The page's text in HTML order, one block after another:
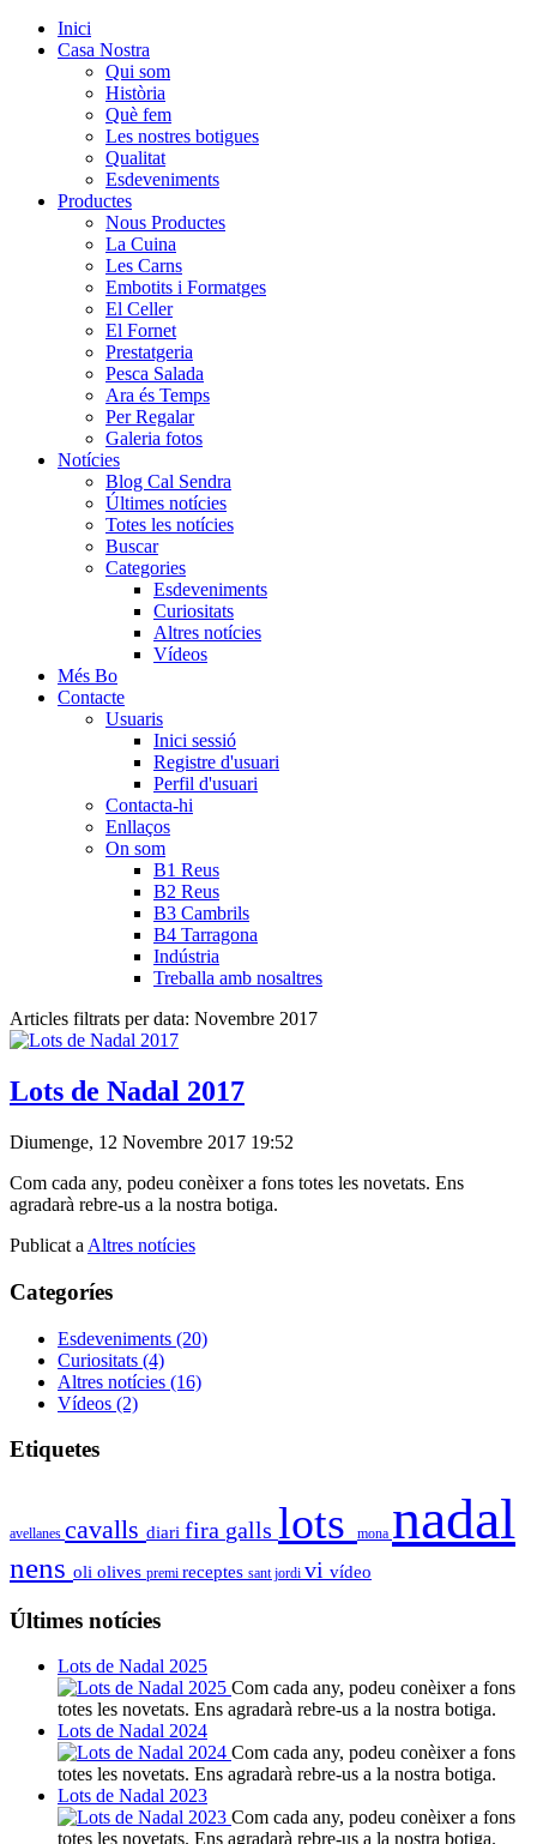
Inici
Casa Nostra
Qui som
Història
Què fem
Les nostres botigues
Qualitat
Esdeveniments
Productes
Nous Productes
La Cuina
Les Carns
Embotits i Formatges
El Celler
El Fornet
Prestatgeria
Pesca Salada
Ara és Temps
Per Regalar
Galeria fotos
Notícies
Blog Cal Sendra
Últimes notícies
Totes les notícies
Buscar
Categories
Esdeveniments
Curiositats
Altres notícies
Vídeos
Més Bo
Contacte
Usuaris
Inici sessió
Registre d'usuari
Perfil d'usuari
Contacta-hi
Enllaços
On som
B1 Reus
B2 Reus
B3 Cambrils
B4 Tarragona
Indústria
Treballa amb nosaltres
Articles filtrats per data: Novembre 2017
Lots de Nadal 2017
Diumenge, 12 Novembre 2017 19:52
Com cada any, podeu conèixer a fons totes les novetats. Ens
agradarà rebre-us a la nostra botiga.
Publicat a Altres notícies
Categoríes
Esdeveniments (20)
Curiositats (4)
Altres notícies (16)
Vídeos (2)
Etiquetes
avellanes cavalls diari fira galls lots mona nadal
nens oli olives premi receptes sant jordi vi vídeo
Últimes notícies
Lots de Nadal 2025
Com cada any, podeu conèixer a fons
totes les novetats. Ens agradarà rebre-us a la nostra botiga.
Lots de Nadal 2024
Com cada any, podeu conèixer a fons
totes les novetats. Ens agradarà rebre-us a la nostra botiga.
Lots de Nadal 2023
Com cada any, podeu conèixer a fons
totes les novetats. Ens agradarà rebre-us a la nostra botiga.